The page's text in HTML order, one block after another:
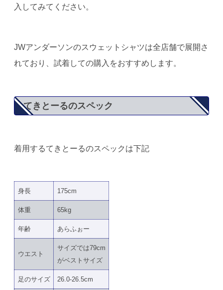
入してみてください。
JWアンダーソンのスウェットシャツは全店舗で展開さ
れており、試着しての購入をおすすめします。
てきとーるのスペック
着用するてきとーるのスペックは下記
身長 175cm
体重 65kg
年齢 あらふぉー
ウエスト
サイズでは79cm
がベストサイズ
足のサイズ 26.0-26.5cm